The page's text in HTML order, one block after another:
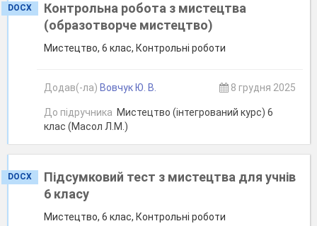
DOCX
Контрольна робота з мистецтва
(образотворче мистецтво)
Мистецтво, 6 клас, Контрольні роботи
Додав(-ла) Вовчук Ю. В. 8 грудня 2025
До підручника Мистецтво (інтегрований курс) 6
клас (Масол Л.М.)
DOCX
Підсумковий тест з мистецтва для учнів
6 класу
Мистецтво, 6 клас, Контрольні роботи